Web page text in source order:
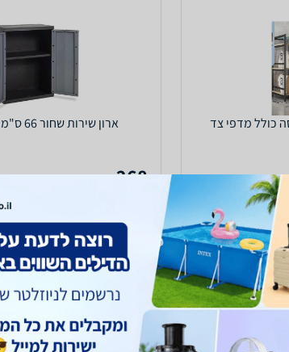
כולל מדפי צד
4.6
(1123)
ארון שירות שחור 66 ס"מ –Multi TA
268
₪
ב-הבית שלך
לפרטים נוספים